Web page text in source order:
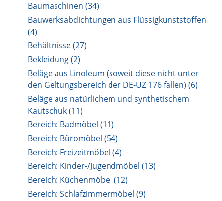
Baumaschinen (34)
Bauwerksabdichtungen aus Flüssigkunststoffen
(4)
Behältnisse (27)
Bekleidung (2)
Beläge aus Linoleum (soweit diese nicht unter
den Geltungsbereich der DE-UZ 176 fallen) (6)
Beläge aus natürlichem und synthetischem
Kautschuk (11)
Bereich: Badmöbel (11)
Bereich: Büromöbel (54)
Bereich: Freizeitmöbel (4)
Bereich: Kinder-/Jugendmöbel (13)
Bereich: Küchenmöbel (12)
Bereich: Schlafzimmermöbel (9)